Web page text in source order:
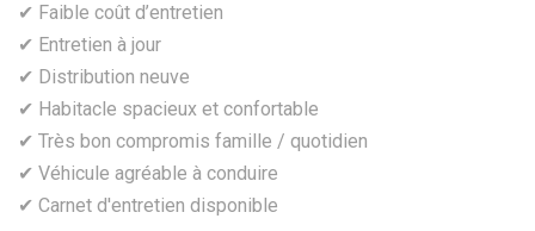
✔ Faible coût d’entretien
✔ Entretien à jour
✔ Distribution neuve
✔ Habitacle spacieux et confortable
✔ Très bon compromis famille / quotidien
✔ Véhicule agréable à conduire
✔ Carnet d'entretien disponible